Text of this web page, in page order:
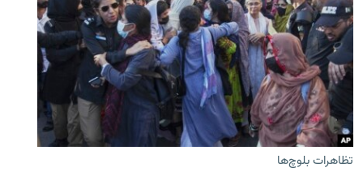
بحران مهاجرت
'کووید-۱۹'
تماس
صفحه پشتو
Azadi English
تظاهرات بلوچ‌ها